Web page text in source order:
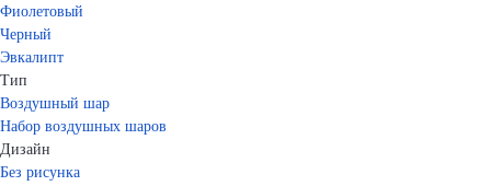
Фиолетовый
Черный
Эвкалипт
Тип
Воздушный шар
Набор воздушных шаров
Дизайн
Без рисунка